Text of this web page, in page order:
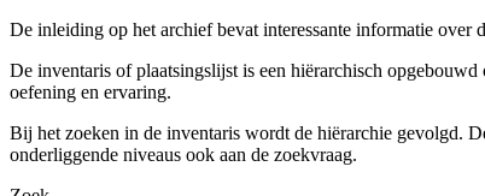
De inleiding op het archief bevat interessante informatie over
De inventaris of plaatsingslijst is een hiërarchisch
oefening en ervaring.
Bij het zoeken in de inventaris wordt de hiërarchie gevolgd.
onderliggende niveaus ook aan de zoekvraag.